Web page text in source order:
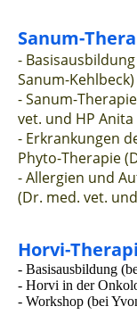
Sanum-
-
Sanum-Kehlbeck)
- Sanum-
vet. und HP Anita
- Erkrankungen
Phyto-Therapie
- Allergien und
(Dr. med. vet.
Horvi-
- Basisausbildung
- Horvi in der
- Workshop (bei